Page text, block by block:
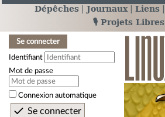
Dépêches Journaux Liens
🎙️ Projets Libres
Se connecter
Identifiant
Mot de passe
Connexion automatique